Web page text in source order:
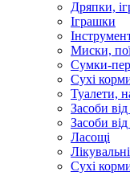
Дряпки,
Іграшки
Миски,
Сумки-
Сухі
Туалети,
Засоби від
Засоби від
Ласощі
Сухі